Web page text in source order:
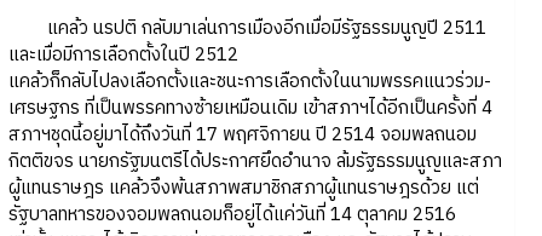
แคล้ว นรปติ กลับมาเล่นการเมืองอีกเมื่อมีรัฐธรรมนูญปี 2511
และเมื่อมีการเลือกตั้งในปี 2512
แคล้วก็กลับไปลงเลือกตั้งและชนะการเลือกตั้งในนามพรรคแนวร่วม-
เศรษฐกร ที่เป็นพรรคทางซ้ายเหมือนเดิม เข้าสภาฯได้อีกเป็นครั้งที่ 4
สภาฯชุดนี้อยู่มาได้ถึงวันที่ 17 พฤศจิกายน ปี 2514 จอมพลถนอม
กิตติขจร นายกรัฐมนตรีได้ประกาศยึดอำนาจ ล้มรัฐธรรมนูญและสภา
ผู้แทนราษฎร แคล้วจึงพ้นสภาพสมาชิกสภาผู้แทนราษฎรด้วย แต่
รัฐบาลทหารของจอมพลถนอมก็อยู่ได้แค่วันที่ 14 ตุลาคม 2516